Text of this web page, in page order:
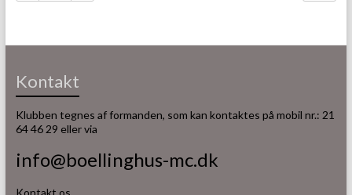
Kontakt
Klubben tegnes af formanden, som kan kontaktes på mobil nr.: 21
64 46 29 eller via
info@boellinghus-mc.dk
Kontakt os